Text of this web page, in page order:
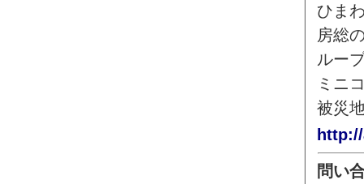
ひま
房総
ルー
ミニ
被災
問い